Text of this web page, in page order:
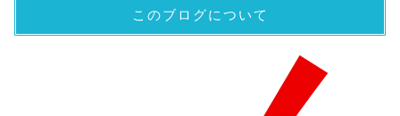
このブログについて